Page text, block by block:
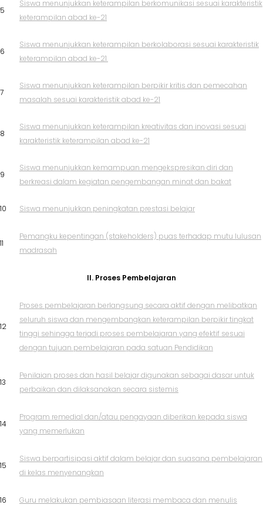
5
Siswa menunjukkan keterampilan berkomunikasi sesuai karakteristik
keterampilan abad ke-21
6
Siswa menunjukkan keterampilan berkolaborasi sesuai karakteristik
keterampilan abad ke-21.
7
Siswa menunjukkan keterampilan berpikir kritis dan pemecahan
masalah sesuai karakteristik abad ke-21
8
Siswa menunjukkan keterampilan kreativitas dan inovasi sesuai
karakteristik keterampilan abad ke-21
9
Siswa menunjukkan kemampuan mengekspresikan diri dan
berkreasi dalam kegiatan pengembangan minat dan bakat
10 Siswa menunjukkan peningkatan prestasi belajar
11
Pemangku kepentingan (stakeholders) puas terhadap mutu lulusan
madrasah
II. Proses Pembelajaran
12
Proses pembelajaran berlangsung secara aktif dengan melibatkan
seluruh siswa dan mengembangkan keterampilan berpikir tingkat
tinggi sehingga terjadi proses pembelajaran yang efektif sesuai
dengan tujuan pembelajaran pada satuan Pendidikan
13
Penilaian proses dan hasil belajar digunakan sebagai dasar untuk
perbaikan dan dilaksanakan secara sistemis
14
Program remedial dan/atau pengayaan diberikan kepada siswa
yang memerlukan
15
Siswa berpartisipasi aktif dalam belajar dan suasana pembelajaran
di kelas menyenangkan
16 Guru melakukan pembiasaan literasi membaca dan menulis